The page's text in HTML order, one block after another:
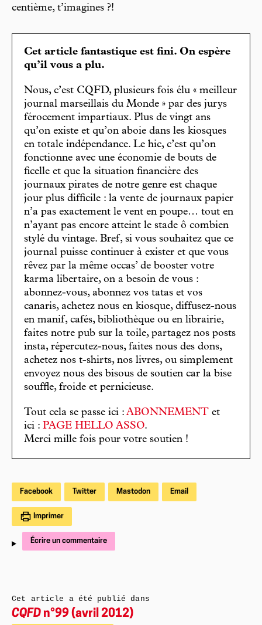
centième, t’imagines ?!
Cet article fantastique est fini. On espère
qu’il vous a plu.
Nous, c’est CQFD, plusieurs fois élu « meilleur
journal marseillais du Monde » par des jurys
férocement impartiaux. Plus de vingt ans
qu’on existe et qu’on aboie dans les kiosques
en totale indépendance. Le hic, c’est qu’on
fonctionne avec une économie de bouts de
ficelle et que la situation financière des
journaux pirates de notre genre est chaque
jour plus difficile : la vente de journaux papier
n’a pas exactement le vent en poupe… tout en
n’ayant pas encore atteint le stade ô combien
stylé du vintage. Bref, si vous souhaitez que ce
journal puisse continuer à exister et que vous
rêvez par la même occas’ de booster votre
karma libertaire, on a besoin de vous :
abonnez-vous, abonnez vos tatas et vos
canaris, achetez nous en kiosque, diffusez-nous
en manif, cafés, bibliothèque ou en librairie,
faites notre pub sur la toile, partagez nos posts
insta, répercutez-nous, faites nous des dons,
achetez nos t-shirts, nos livres, ou simplement
envoyez nous des bisous de soutien car la bise
souffle, froide et pernicieuse.
Tout cela se passe ici : ABONNEMENT et
ici : PAGE HELLO ASSO.
Merci mille fois pour votre soutien !
Facebook Twitter Mastodon Email
Imprimer
Écrire un commentaire
Cet article a été publié dans
CQFD n°99 (avril 2012)